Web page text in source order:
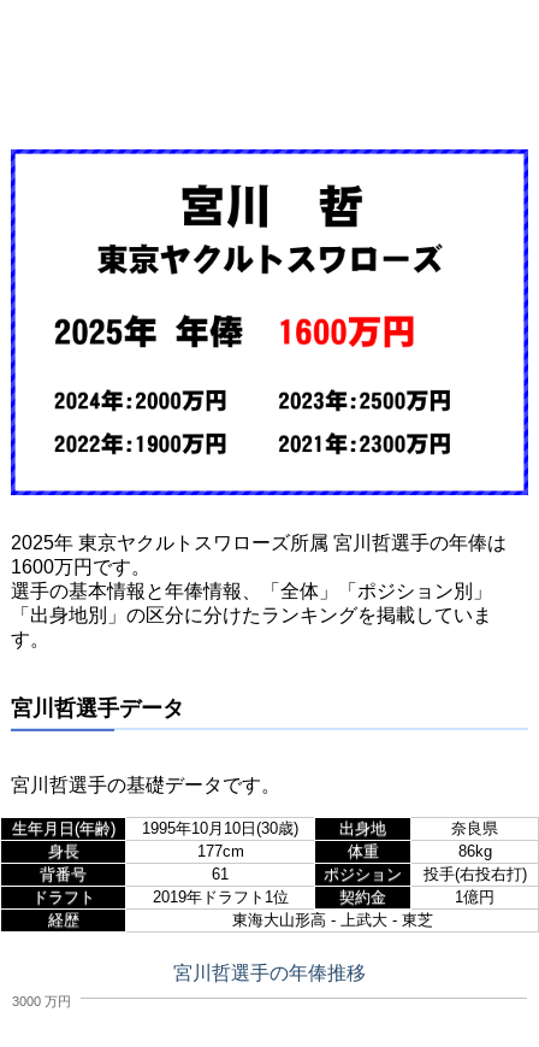
2025年 東京ヤクルトスワローズ所属 宮川哲選手の年俸は
1600万円です。
選手の基本情報と年俸情報、「全体」「ポジション別」
「出身地別」の区分に分けたランキングを掲載していま
す。
宮川哲選手データ
宮川哲選手の基礎データです。
生年月日(年齢) 1995年10月10日(30歳) 出身地
奈良県
身長
177cm 体重
86kg
背番号
61 ポジション
投手(右投右打)
ドラフト
2019年ドラフト1位 契約金
1億円
経歴
東海大山形高 - 上武大 - 東芝
宮川哲選手の年俸推移
3000 万円